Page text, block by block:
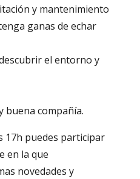
y mantenimiento
ganas de echar
el entorno y
buena compañía.
17h puedes participar
en la que
novedades y